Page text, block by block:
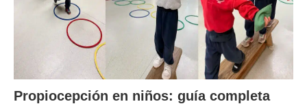
Propiocepción en niños: guía completa